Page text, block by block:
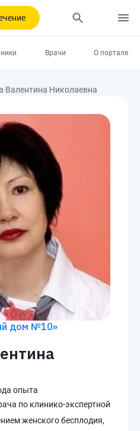
Врачи О портале
Валентина Николаевна
дом №10»
опыта
по клинико-экспертной
женского бесплодия,